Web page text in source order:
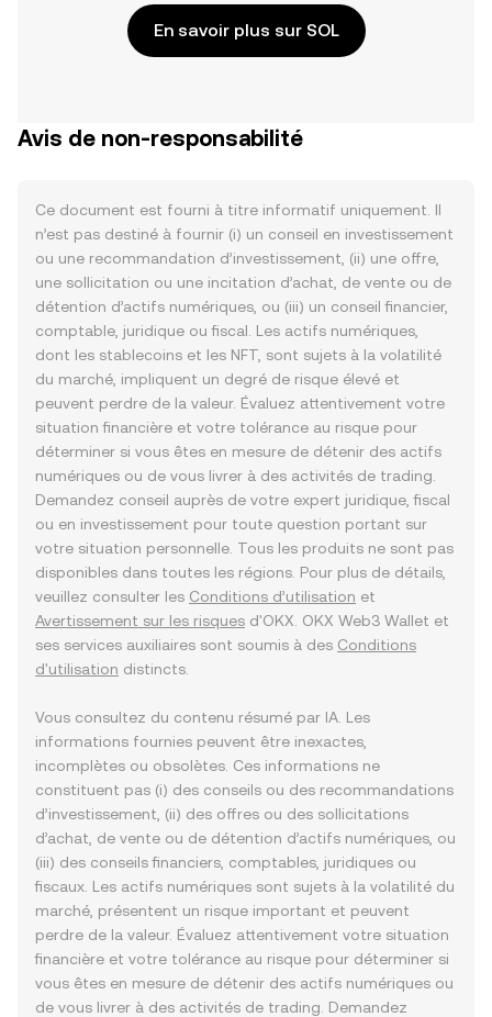
En savoir plus sur SOL
Avis de non-responsabilité
Ce document est fourni à titre informatif uniquement. Il
n’est pas destiné à fournir (i) un conseil en investissement
ou une recommandation d’investissement, (ii) une offre,
une sollicitation ou une incitation d’achat, de vente ou de
détention d’actifs numériques, ou (iii) un conseil financier,
comptable, juridique ou fiscal. Les actifs numériques,
dont les stablecoins et les NFT, sont sujets à la volatilité
du marché, impliquent un degré de risque élevé et
peuvent perdre de la valeur. Évaluez attentivement votre
situation financière et votre tolérance au risque pour
déterminer si vous êtes en mesure de détenir des actifs
numériques ou de vous livrer à des activités de trading.
Demandez conseil auprès de votre expert juridique, fiscal
ou en investissement pour toute question portant sur
votre situation personnelle. Tous les produits ne sont pas
disponibles dans toutes les régions. Pour plus de détails,
veuillez consulter les Conditions d’utilisation et
Avertissement sur les risques d'OKX. OKX Web3 Wallet et
ses services auxiliaires sont soumis à des Conditions
d'utilisation distincts.
Vous consultez du contenu résumé par IA. Les
informations fournies peuvent être inexactes,
incomplètes ou obsolètes. Ces informations ne
constituent pas (i) des conseils ou des recommandations
d’investissement, (ii) des offres ou des sollicitations
d’achat, de vente ou de détention d’actifs numériques, ou
(iii) des conseils financiers, comptables, juridiques ou
fiscaux. Les actifs numériques sont sujets à la volatilité du
marché, présentent un risque important et peuvent
perdre de la valeur. Évaluez attentivement votre situation
financière et votre tolérance au risque pour déterminer si
vous êtes en mesure de détenir des actifs numériques ou
de vous livrer à des activités de trading. Demandez